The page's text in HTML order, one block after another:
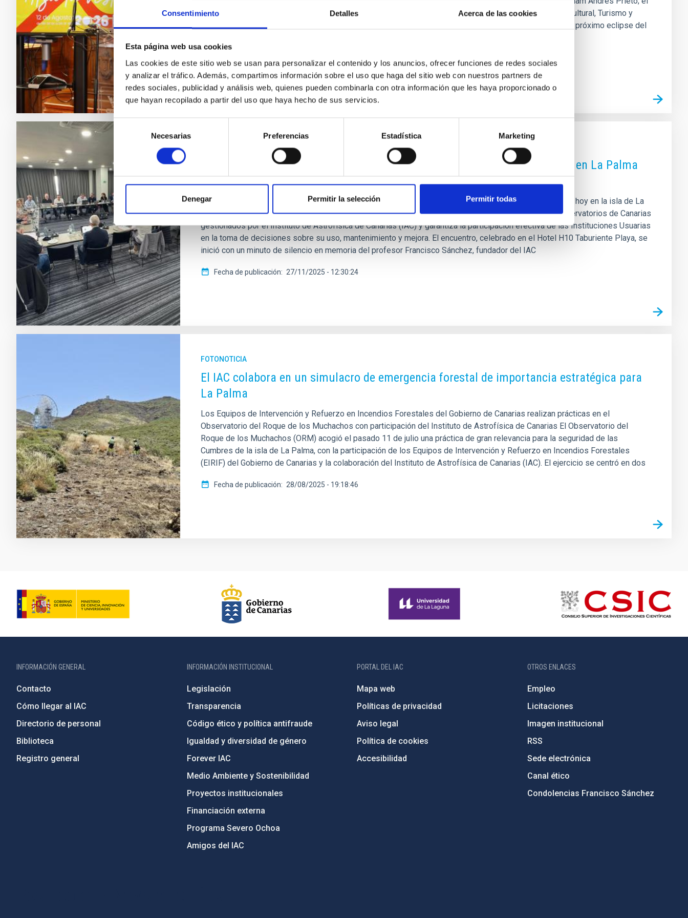
Consentimiento Detalles Acerca de las cookies
Esta página web usa cookies
Las cookies de este sitio web se usan para personalizar el contenido y los anuncios, ofrecer funciones de redes sociales
y analizar el tráfico. Además, compartimos información sobre el uso que haga del sitio web con nuestros partners de
redes sociales, publicidad y análisis web, quienes pueden combinarla con otra información que les haya proporcionado o
que hayan recopilado a partir del uso que haya hecho de sus servicios.
Selección
consentimiento
Necesarias Preferencias Estadística Marketing
Denegar Permitir la selección Permitir todas
director del Instituto de Astrofísica de Canarias (IAC), Valentín Martínez Pillet; el concejal de Identidad Cultural, Turismo y
Fiestas, Francisco Fernández Asensio; y la subdirectora del IAC, la palentina Eva Villaver. Con motivo del próximo eclipse del
Fecha de publicación 08/07/2026 - 13:28:02
El Comité Científico Internacional de los Observatorios de Canarias celebra en La Palma
su reunión anual
Los miembros del Comité Científico Internacional (CCI) de los Observatorios de Canarias se han reunido hoy en la isla de La
Palma. El CCI es el organismo establecido en los Acuerdos Internacionales que dieron origen a los Observatorios de Canarias
gestionados por el Instituto de Astrofísica de Canarias (IAC) y garantiza la participación efectiva de las Instituciones Usuarias
en la toma de decisiones sobre su uso, mantenimiento y mejora. El encuentro, celebrado en el Hotel H10 Taburiente Playa, se
inició con un minuto de silencio en memoria del profesor Francisco Sánchez, fundador del IAC
Fecha de publicación 27/11/2025 - 12:30:24
FOTONOTICIA
El IAC colabora en un simulacro de emergencia forestal de importancia estratégica para
La Palma
Los Equipos de Intervención y Refuerzo en Incendios Forestales del Gobierno de Canarias realizan prácticas en el
Observatorio del Roque de los Muchachos con participación del Instituto de Astrofísica de Canarias El Observatorio del
Roque de los Muchachos (ORM) acogió el pasado 11 de julio una práctica de gran relevancia para la seguridad de las
Cumbres de la isla de La Palma, con la participación de los Equipos de Intervención y Refuerzo en Incendios Forestales
(EIRIF) del Gobierno de Canarias y la colaboración del Instituto de Astrofísica de Canarias (IAC). El ejercicio se centró en dos
Fecha de publicación 28/08/2025 - 19:18:46
INFORMACIÓN GENERAL
Contacto
Cómo llegar al IAC
Directorio de personal
Biblioteca
Registro general
INFORMACIÓN INSTITUCIONAL
Legislación
Transparencia
Código ético y política antifraude
Igualdad y diversidad de género
Forever IAC
Medio Ambiente y Sostenibilidad
Proyectos institucionales
Financiación externa
Programa Severo Ochoa
Amigos del IAC
PORTAL DEL IAC
Mapa web
Políticas de privacidad
Aviso legal
Política de cookies
Accesibilidad
OTROS ENLACES
Empleo
Licitaciones
Imagen institucional
RSS
Sede electrónica
Canal ético
Condolencias Francisco Sánchez